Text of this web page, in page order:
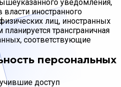
уведомления,
власти иностранного
лиц, иностранных
трансграничная
соответствующие
персональных
доступ